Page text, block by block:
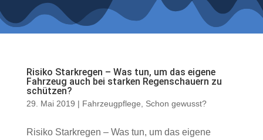
Risiko Starkregen – Was tun, um das eigene
Fahrzeug auch bei starken Regenschauern zu
schützen?
29. Mai 2019 | Fahrzeugpflege Schon gewusst?
Risiko Starkregen – Was tun, um das eigene